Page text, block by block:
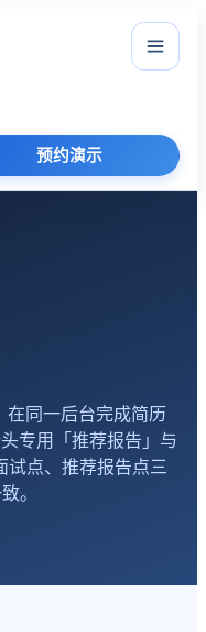
预约演示
在同一后台完成简历
专用「推荐报告」与
试点、推荐报告点三
。